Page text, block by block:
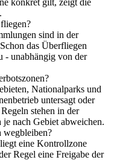
konkret gilt, zeigt die
sind in der
das Überfliegen
- unabhängig von der
Nationalparks und
untersagt oder
stehen in der
nach Gebiet abweichen.
wegbleiben?
eine Kontrollzone
Regel eine Freigabe der